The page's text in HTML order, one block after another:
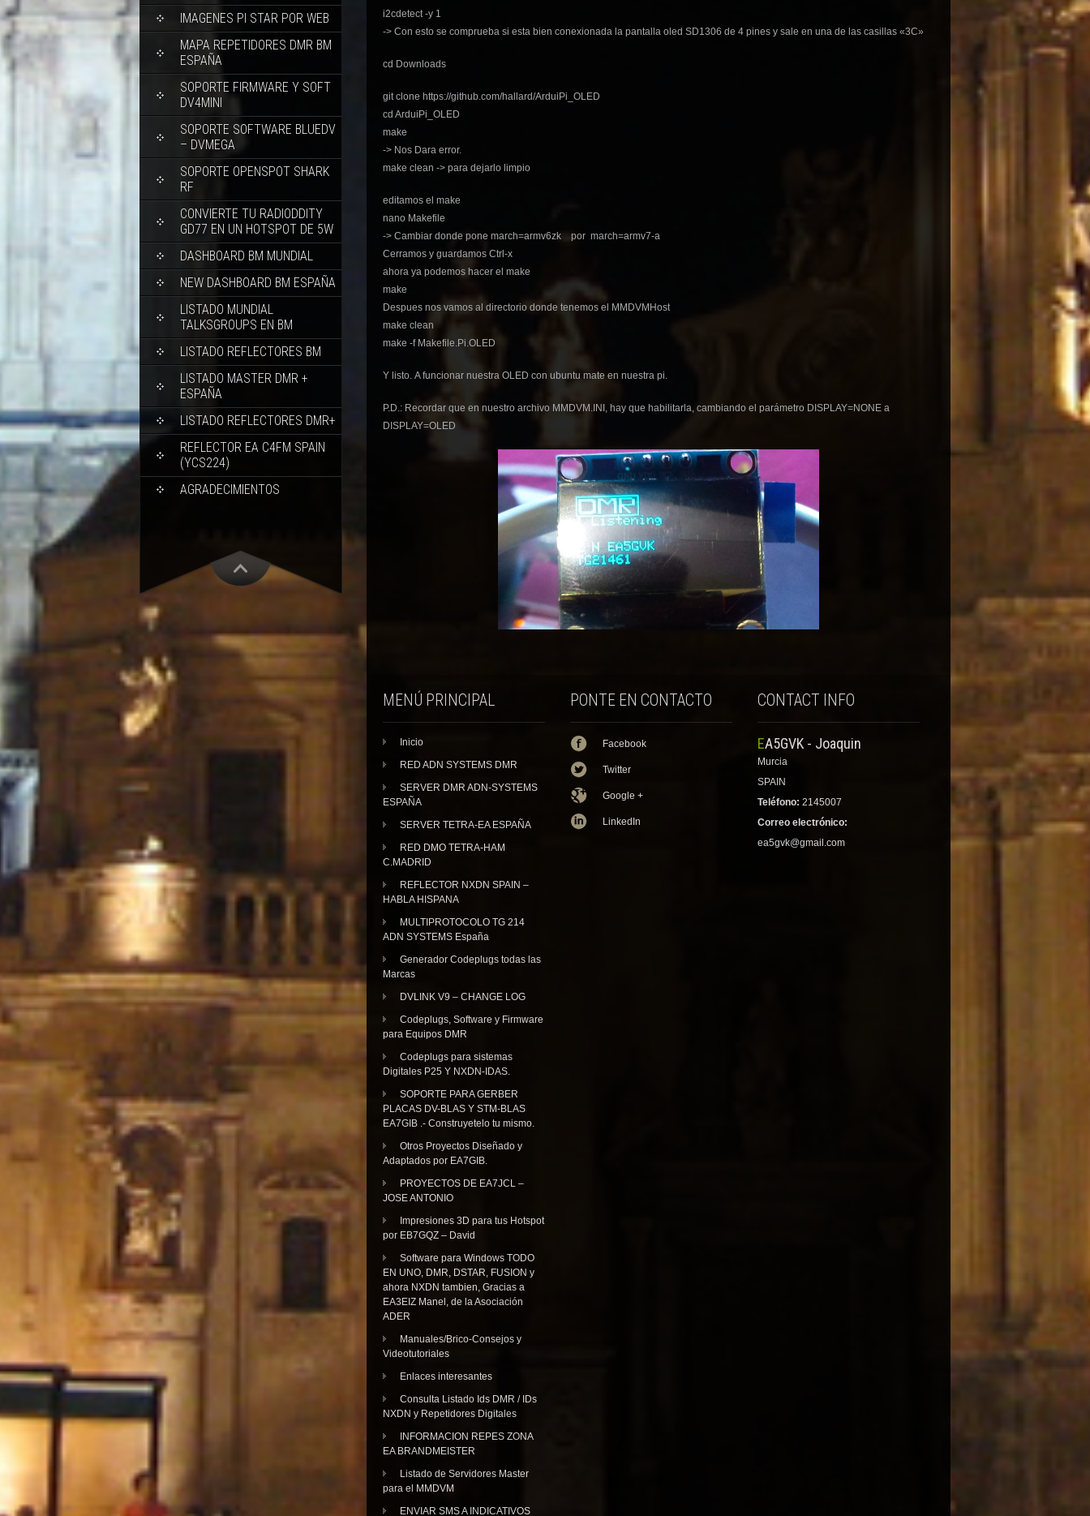
IMAGENES PI STAR POR WEB
MAPA REPETIDORES DMR BM
ESPAÑA
SOPORTE FIRMWARE Y SOFT
DV4MINI
SOPORTE SOFTWARE BLUEDV
– DVMEGA
SOPORTE OPENSPOT SHARK
RF
CONVIERTE TU RADIODDITY
GD77 EN UN HOTSPOT DE 5W
DASHBOARD BM MUNDIAL
NEW DASHBOARD BM ESPAÑA
LISTADO MUNDIAL
TALKSGROUPS EN BM
LISTADO REFLECTORES BM
LISTADO MASTER DMR +
ESPAÑA
LISTADO REFLECTORES DMR+
REFLECTOR EA C4FM SPAIN
(YCS224)
AGRADECIMIENTOS
i2cdetect -y 1
-> Con esto se comprueba si esta bien conexionada la pantalla oled SD1306 de 4 pines y sale en una de las casillas «3C»
cd Downloads
git clone https://github.com/hallard/ArduiPi_OLED
cd ArduiPi_OLED
make
-> Nos Dara error.
make clean -> para dejarlo limpio
editamos el make
nano Makefile
-> Cambiar donde pone march=armv6zk por march=armv7-a
Cerramos y guardamos Ctrl-x
ahora ya podemos hacer el make
make
Despues nos vamos al directorio donde tenemos el MMDVMHost
make clean
make -f Makefile.Pi.OLED
Y listo. A funcionar nuestra OLED con ubuntu mate en nuestra pi.
P.D.: Recordar que en nuestro archivo MMDVM.INI, hay que habilitarla, cambiando el parámetro DISPLAY=NONE a
DISPLAY=OLED
MENÚ PRINCIPAL
Inicio
RED ADN SYSTEMS DMR
SERVER DMR ADN-SYSTEMS
ESPAÑA
SERVER TETRA-EA ESPAÑA
RED DMO TETRA-HAM
C.MADRID
REFLECTOR NXDN SPAIN –
HABLA HISPANA
MULTIPROTOCOLO TG 214
ADN SYSTEMS España
Generador Codeplugs todas las
Marcas
DVLINK V9 – CHANGE LOG
Codeplugs, Software y Firmware
para Equipos DMR
Codeplugs para sistemas
Digitales P25 Y NXDN-IDAS.
SOPORTE PARA GERBER
PLACAS DV-BLAS Y STM-BLAS
EA7GIB .- Construyetelo tu mismo.
Otros Proyectos Diseñado y
Adaptados por EA7GIB.
PROYECTOS DE EA7JCL –
JOSE ANTONIO
Impresiones 3D para tus Hotspot
por EB7GQZ – David
Software para Windows TODO
EN UNO, DMR, DSTAR, FUSION y
ahora NXDN tambien, Gracias a
EA3EIZ Manel, de la Asociación
ADER
Manuales/Brico-Consejos y
Videotutoriales
Enlaces interesantes
Consulta Listado Ids DMR / IDs
NXDN y Repetidores Digitales
INFORMACION REPES ZONA
EA BRANDMEISTER
Listado de Servidores Master
para el MMDVM
ENVIAR SMS A INDICATIVOS
PONTE EN CONTACTO
Facebook
Twitter
Google +
LinkedIn
CONTACT INFO
EA5GVK - Joaquin
Murcia
SPAIN
Teléfono: 2145007
Correo electrónico:
ea5gvk@gmail.com